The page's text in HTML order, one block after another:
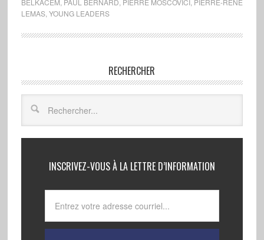
BELKACEM PAUL BERNARD PIERRE MOSCOVICI, PIERRE-RENÉ
LEMAS, YOUNG LEADERS
RECHERCHER
INSCRIVEZ-VOUS À LA LETTRE D’INFORMATION